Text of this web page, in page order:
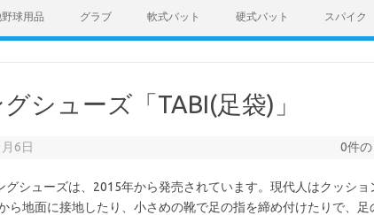
球用品 グラブ 軟式バット 硬式バット スパイク
シューズ「TABI(足袋)」
6日 0件の
グシューズは、2015年から発売されています。現代人はクッショ
ら地面に接地したり、小さめの靴で足の指を締め付けたりで、足